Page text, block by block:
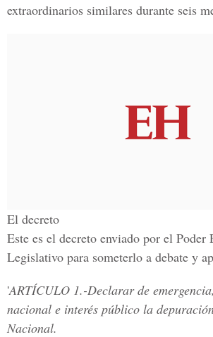
extraordinarios similares durante seis
El decreto
Este es el decreto enviado por el Poder
Legislativo para someterlo a debate y
'ARTÍCULO 1.-Declarar de
nacional e interés público la
Nacional.